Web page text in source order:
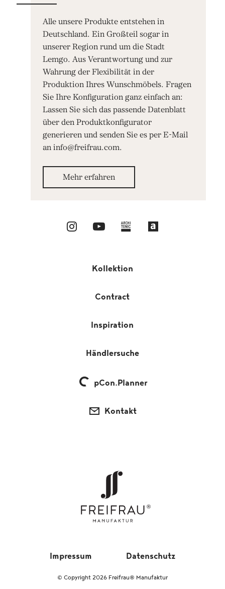
Alle unsere Produkte entstehen in
Deutschland. Ein Großteil sogar in
unserer Region rund um die Stadt
Lemgo. Aus Verantwortung und zur
Wahrung der Flexibilität in der
Produktion Ihres Wunschmöbels. Fragen
Sie Ihre Konfiguration ganz einfach an:
Lassen Sie sich das passende Datenblatt
über den Produktkonfigurator
generieren und senden Sie es per E-Mail
an info@freifrau.com.
Mehr erfahren
Kollektion
Contract
Inspiration
Händlersuche
pCon.Planner
Kontakt
Impressum Datenschutz
© Copyright 2026 Freifrau® Manufaktur